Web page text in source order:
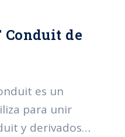
de
es un
para unir
y derivados.